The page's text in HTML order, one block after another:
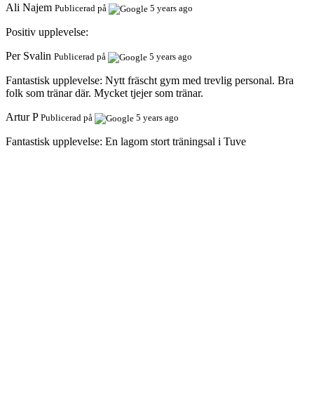
Ali Najem Publicerad på 5 years ago
Positiv upplevelse:
Per Svalin Publicerad på 5 years ago
Fantastisk upplevelse: Nytt fräscht gym med trevlig personal. Bra
folk som tränar där. Mycket tjejer som tränar.
Artur P Publicerad på 5 years ago
Fantastisk upplevelse: En lagom stort träningsal i Tuve